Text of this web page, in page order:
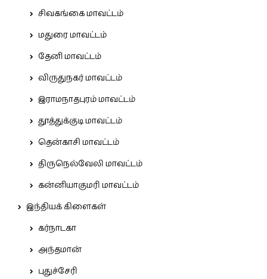
சிவகங்கை மாவட்டம்
மதுரை மாவட்டம்
தேனி மாவட்டம்
விருதுநகர் மாவட்டம்
இராமநாதபுரம் மாவட்டம்
தூத்துக்குடி மாவட்டம்
தென்காசி மாவட்டம்
திருநெல்வேலி மாவட்டம்
கன்னியாகுமரி மாவட்டம்
இந்தியக் கிளைகள்
கர்நாடகா
அந்தமான்
புதுச்சேரி